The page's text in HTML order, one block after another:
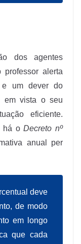
dos agentes
professor alerta
um dever do
em vista o seu
eficiente.
há oDecreto nº
anual per
deve
de modo
em longo
que cada